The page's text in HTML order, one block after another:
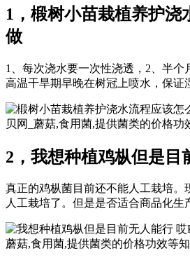
1，椴树小苗栽植养护浇
做
1、每次浇水要一次性浇透，2、半个
高温干旱期早晚在树冠上喷水，保证
贝网_蘑菇,食用菌,提供菌类的价格功
2，我想种植鸡枞但是目
真正的鸡枞菌目前还不能人工栽培。
人工栽培了。但是是否适合商品化生
蘑菇,食用菌,提供菌类的价格功效等